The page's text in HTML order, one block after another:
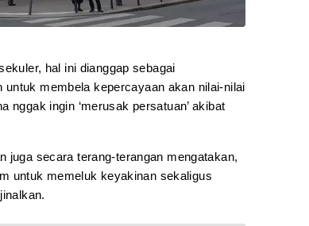
hal ini dianggap sebagai
membela kepercayaan akan nilai-nilai
nggak ingin ‘merusak persatuan’ akibat
juga secara terang-terangan mengatakan,
untuk memeluk keyakinan sekaligus